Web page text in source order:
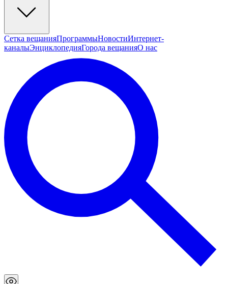
Сетка вещанияПрограммыНовостиИнтернет-
каналыЭнциклопедияГорода вещанияО нас